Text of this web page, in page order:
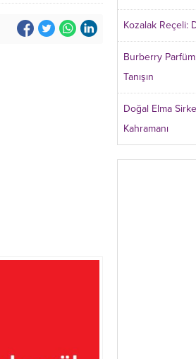
Kozalak Reçeli:
Burberry
Tanışın
Doğal Elma
Kahramanı